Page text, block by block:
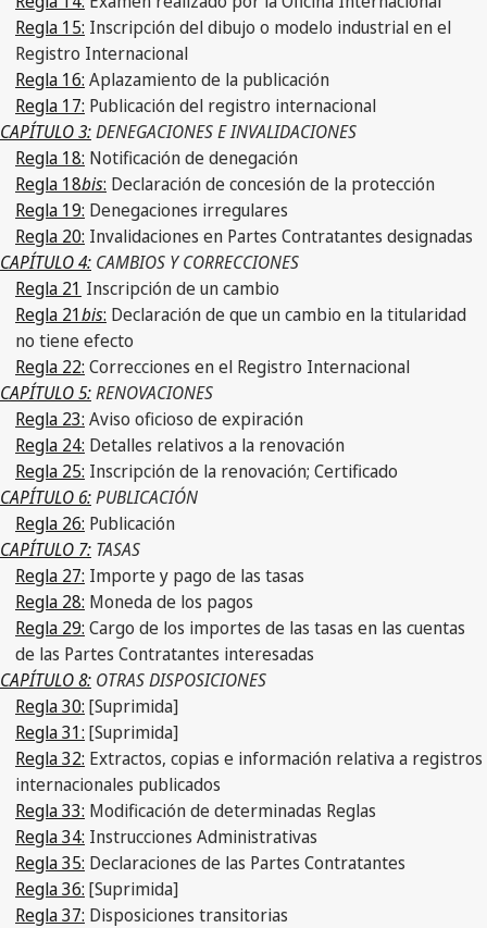
Regla 15: Inscripción del dibujo o modelo industrial en el
Registro Internacional
Regla 16: Aplazamiento de la publicación
Regla 17: Publicación del registro internacional
CAPÍTULO 3:DENEGACIONES E INVALIDACIONES
Regla 18: Notificación de denegación
Regla 18bis: Declaración de concesión de la protección
Regla 19: Denegaciones irregulares
Regla 20: Invalidaciones en Partes Contratantes designadas
CAPÍTULO 4: CAMBIOS Y CORRECCIONES
Regla 21 Inscripción de un cambio
Regla 21bis: Declaración de que un cambio en la titularidad
no tiene efecto
Regla 22: Correcciones en el Registro Internacional
CAPÍTULO 5:RENOVACIONES
Regla 23: Aviso oficioso de expiración
Regla 24: Detalles relativos a la renovación
Regla 25: Inscripción de la renovación; Certificado
CAPÍTULO 6:PUBLICACIÓN
Regla 26: Publicación
CAPÍTULO 7: TASAS
Regla 27: Importe y pago de las tasas
Regla 28: Moneda de los pagos
Regla 29: Cargo de los importes de las tasas en las cuentas
de las Partes Contratantes interesadas
CAPÍTULO 8: OTRAS DISPOSICIONES
Regla 30: [Suprimida]
Regla 31: [Suprimida]
Regla 32: Extractos, copias e información relativa a registros
internacionales publicados
Regla 33: Modificación de determinadas Reglas
Regla 34: Instrucciones Administrativas
Regla 35: Declaraciones de las Partes Contratantes
Regla 36: [Suprimida]
Regla 37: Disposiciones transitorias